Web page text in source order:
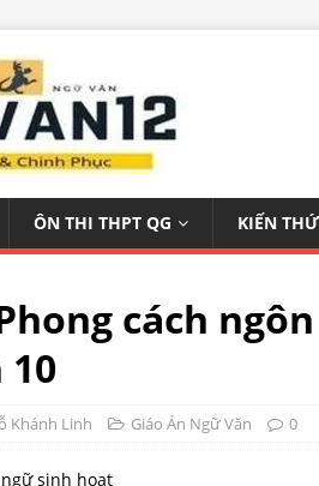
ÔN THI THPT QG KIẾN
cách
10
Khánh Linh Giáo Án Ngữ Văn 0